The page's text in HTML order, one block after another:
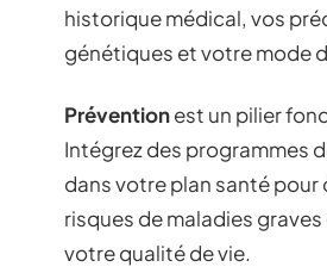
historique médical, vos
génétiques et votre mode
Préventionest un pilier
Intégrez des programmes
dans votre plan santé pour
risques de maladies
votre qualité de vie.